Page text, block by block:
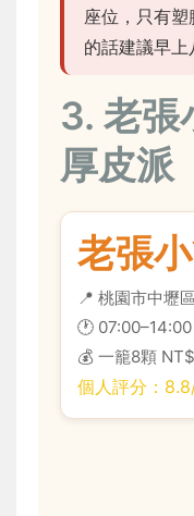
座位，只有
的話建議早上
3. 老張
厚皮派
老張
📍 桃園市中壢
🕐 07:00–14:00
💰 一籠8顆
個人評分：